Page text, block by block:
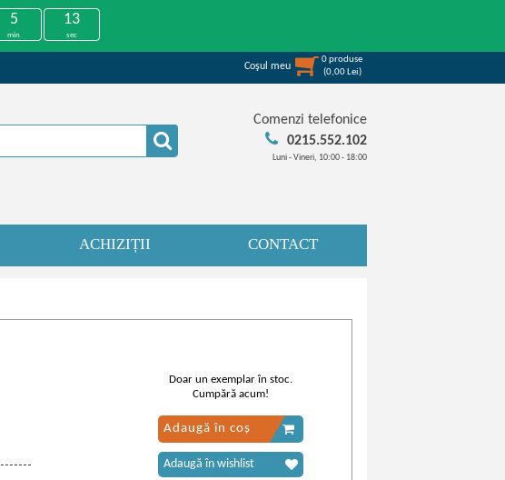
5
min
13
sec
Coşul meu
0produse
(0,00 Lei)
Comenzi telefonice
0215.552.102
Luni - Vineri, 10:00 - 18:00
ACHIZIȚII CONTACT
Doar un exemplar în stoc.
Cumpără acum!
Adaugă în coș
Adaugă în wishlist